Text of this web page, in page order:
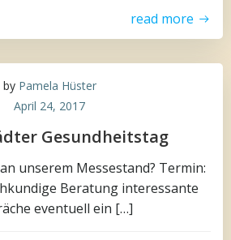
read more
by Pamela Hüster
April 24, 2017
Gesundheitstag
unserem Messestand? Termin:
Beratung interessante
eventuell ein […]